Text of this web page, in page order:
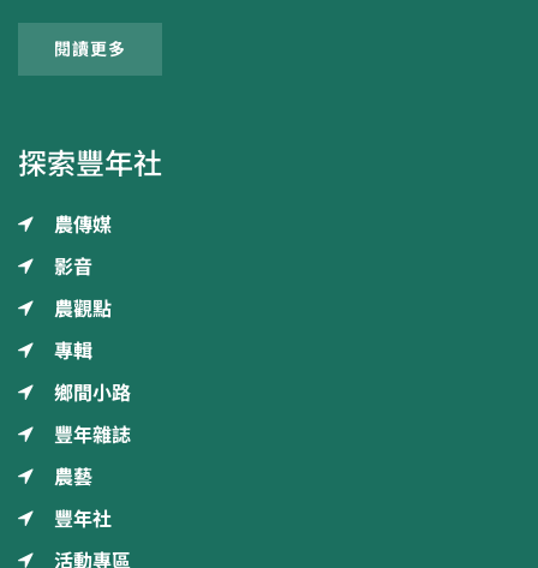
閱讀更多
探索豐年社
農傳媒
影音
農觀點
專輯
鄉間小路
豐年雜誌
農藝
豐年社